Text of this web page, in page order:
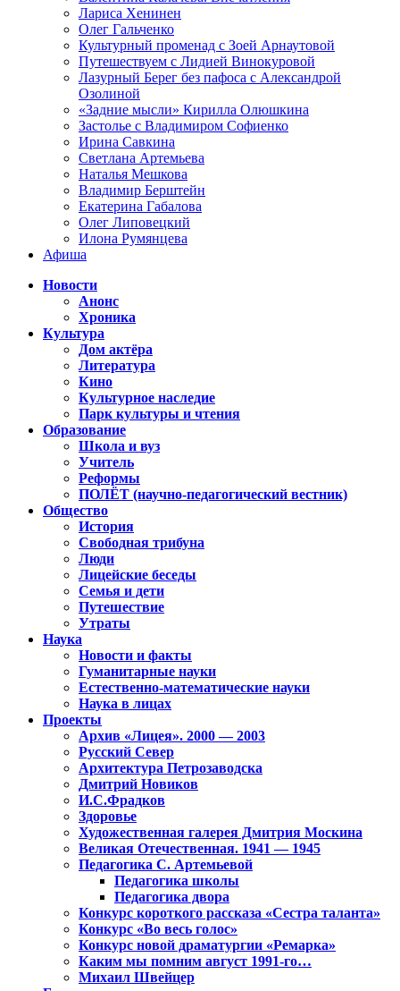
Лариса Хенинен
Олег Гальченко
Культурный променад с Зоей Арнаутовой
Путешествуем с Лидией Винокуровой
Лазурный Берег без пафоса с Александрой
Озолиной
«Задние мысли» Кирилла Олюшкина
Застолье с Владимиром Софиенко
Ирина Савкина
Светлана Артемьева
Наталья Мешкова
Владимир Берштейн
Екатерина Габалова
Олег Липовецкий
Илона Румянцева
Афиша
Новости
Анонс
Хроника
Культура
Дом актёра
Литература
Кино
Культурное наследие
Парк культуры и чтения
Образование
Школа и вуз
Учитель
Реформы
ПОЛЁТ (научно-педагогический вестник)
Общество
История
Свободная трибуна
Люди
Лицейские беседы
Семья и дети
Путешествие
Утраты
Наука
Новости и факты
Гуманитарные науки
Естественно-математические науки
Наука в лицах
Проекты
Архив «Лицея». 2000 — 2003
Русский Север
Архитектура Петрозаводска
Дмитрий Новиков
И.С.Фрадков
Здоровье
Художественная галерея Дмитрия Москина
Великая Отечественная. 1941 — 1945
Педагогика С. Артемьевой
Педагогика школы
Педагогика двора
Конкурс короткого рассказа «Сестра таланта»
Конкурс «Во весь голос»
Конкурс новой драматургии «Ремарка»
Каким мы помним август 1991-го…
Михаил Швейцер